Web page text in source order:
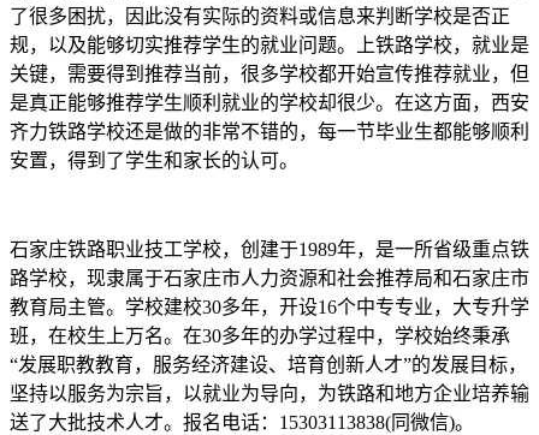
了很多困扰，因此没有实际的资料或信息来判断学校是否正
规，以及能够切实推荐学生的就业问题。上铁路学校，就业是
关键，需要得到推荐当前，很多学校都开始宣传推荐就业，但
是真正能够推荐学生顺利就业的学校却很少。在这方面，西安
齐力铁路学校还是做的非常不错的，每一节毕业生都能够顺利
安置，得到了学生和家长的认可。
石家庄铁路职业技工学校，创建于1989年，是一所省级重点铁
路学校，现隶属于石家庄市人力资源和社会推荐局和石家庄市
教育局主管。学校建校30多年，开设16个中专专业，大专升学
班，在校生上万名。在30多年的办学过程中，学校始终秉承
“发展职教教育，服务经济建设、培育创新人才”的发展目标，
坚持以服务为宗旨，以就业为导向，为铁路和地方企业培养输
送了大批技术人才。报名电话：15303113838(同微信)。